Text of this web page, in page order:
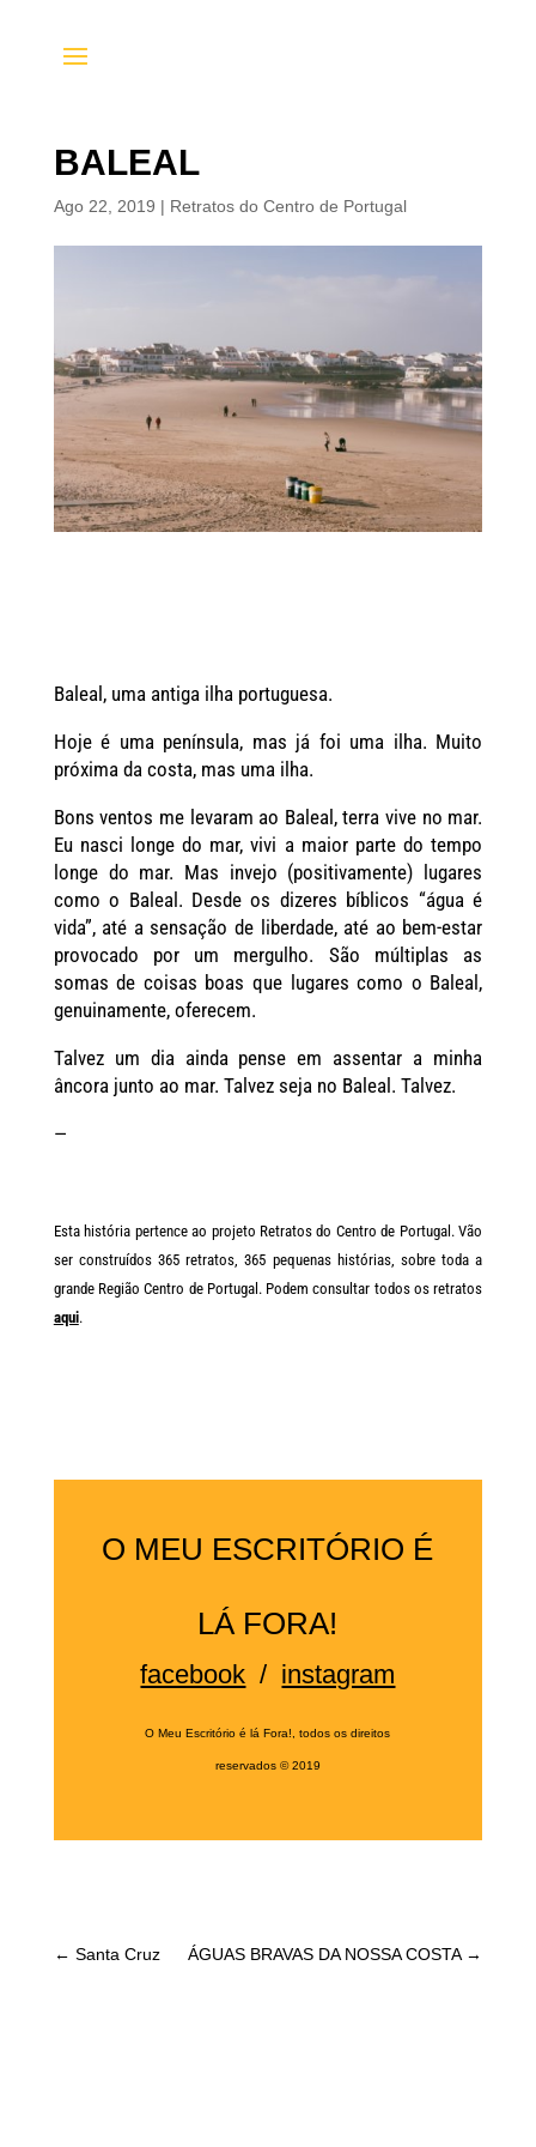
BALEAL
Ago 22, 2019 | Retratos do Centro de Portugal
Baleal, uma antiga ilha portuguesa.
Hoje é uma península, mas já foi uma ilha. Muito
próxima da costa, mas uma ilha.
Bons ventos me levaram ao Baleal, terra vive no mar.
Eu nasci longe do mar, vivi a maior parte do tempo
longe do mar. Mas invejo (positivamente) lugares
como o Baleal. Desde os dizeres bíblicos “água é
vida”, até a sensação de liberdade, até ao bem-estar
provocado por um mergulho. São múltiplas as
somas de coisas boas que lugares como o Baleal,
genuinamente, oferecem.
Talvez um dia ainda pense em assentar a minha
âncora junto ao mar. Talvez seja no Baleal. Talvez.
—
Esta história pertence ao projeto Retratos do Centro de Portugal. Vão
ser construídos 365 retratos, 365 pequenas histórias, sobre toda a
grande Região Centro de Portugal. Podem consultar todos os retratos
aqui.
O MEU ESCRITÓRIO É
LÁ FORA!
facebook / instagram
O Meu Escritório é lá Fora!, todos os direitos
reservados ©2019
← Santa Cruz ÁGUAS BRAVAS DA NOSSA COSTA→